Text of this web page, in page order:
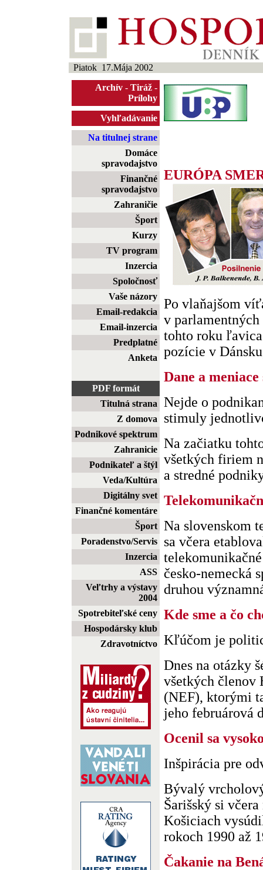
Piatok 17.Mája 2002
Archív - Tiráž -
Prílohy
Vyhľadávanie
Na titulnej strane
Domáce
spravodajstvo
Finančné
spravodajstvo
Zahraničie
Šport
Kurzy
TV program
Inzercia
Spoločnosť
Vaše názory
Email-redakcia
Email-inzercia
Predplatné
Anketa
PDF formát
Titulná strana
Z domova
Podnikové spektrum
Zahranicie
Podnikateľ a štýl
Veda/Kultúra
Digitálny svet
Finančné komentáre
Šport
Poradenstvo/Servis
Inzercia
ASS
Veľtrhy a výstavy
2004
Spotrebiteľské ceny
Hospodársky klub
Zdravotníctvo
EURÓPA
Po vlaňajšom
v
tohto roku
pozície v
Dane a meniace
Nejde o
stimuly
Na začiatku
všetkých firiem
a stredné
Na slovenskom
sa včera
česko-nemecká
druhou
Kde sme a čo
Kľúčom je
Dnes na otázky
všetkých členov
(NEF), ktorými
jeho februárová
Ocenil sa
Inšpirácia pre
Bývalý
Šarišský si
Košiciach
rokoch 1990 až
Čakanie na